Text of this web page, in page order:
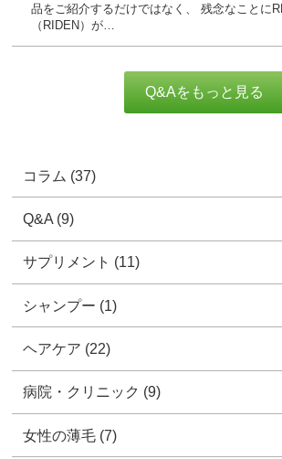
品をご紹介するだけではなく、 残念なことに
（RIDEN）が…
Q&Aをもっと見る